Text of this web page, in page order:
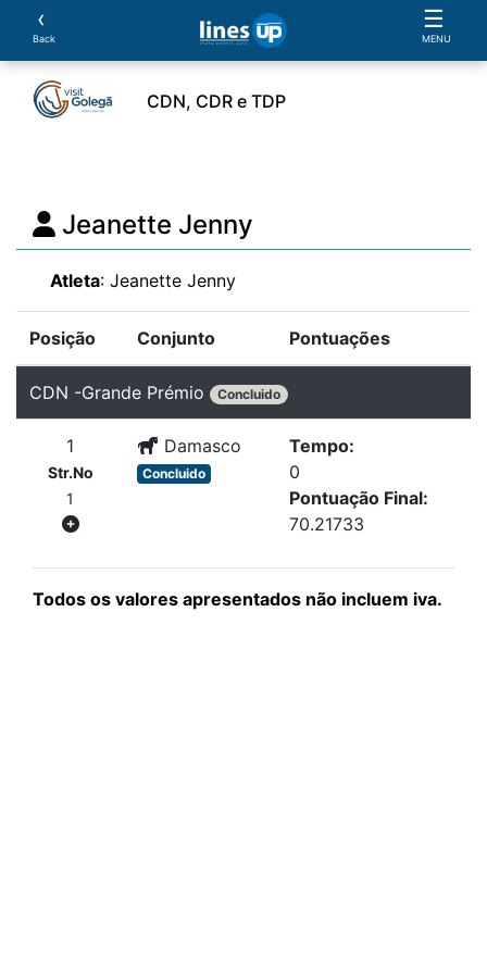
‹
Back
☰
MENU
CDN, CDR e TDP
Jeanette Jenny
Atleta: Jeanette Jenny
Posição Conjunto Pontuações
CDN -Grande Prémio Concluido
1
Str.No
1
Damasco
Concluido
Tempo:
0
Pontuação Final:
70.21733
Todos os valores apresentados não incluem iva.